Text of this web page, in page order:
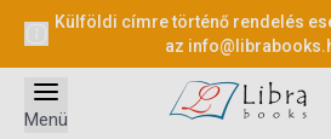
Külföldi címre történő rendelés
az
Menü